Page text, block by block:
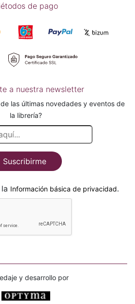
de pago
a nuestra newsletter
las últimas novedades y eventos de
la librería?
Suscribirme
He leido y acepto la Información básica de privacidad.
y desarrollo por